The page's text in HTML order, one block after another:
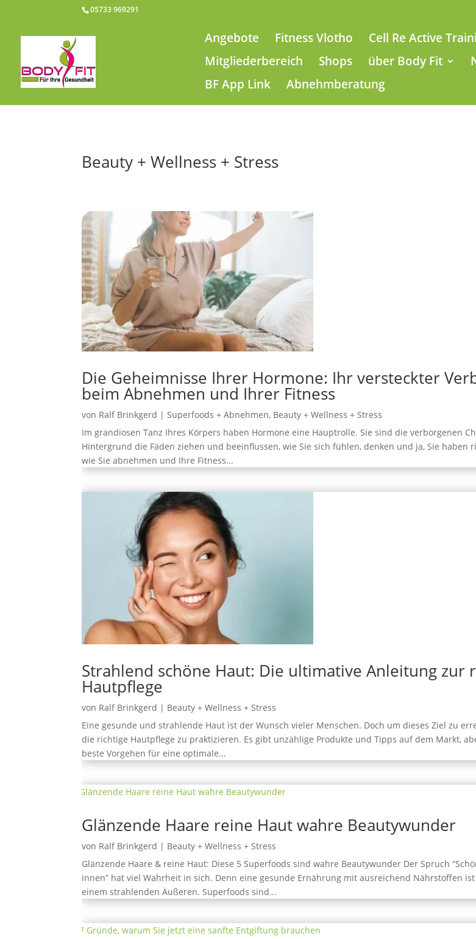
05733 969291
Angebote Fitness Vlotho Cell Re Active
Mitgliederbereich
Shops über Body Fit
BF App Link
Abnehmberatung
Beauty + Wellness + Stress
Die Geheimnisse Ihrer Hormone: Ihr versteckter
beim Abnehmen und Ihrer Fitness
von Ralf Brinkgerd | Superfoods + Abnehmen, Beauty + Wellness + Stress
Im grandiosen Tanz Ihres Körpers haben Hormone eine Hauptrolle. Sie sind die verborgenen
Hintergrund die Fäden ziehen und beeinflussen, wie Sie sich fühlen, denken und ja, Sie haben
wie Sie abnehmen und Ihre Fitness...
Strahlend schöne Haut: Die ultimative Anleitung zur
Hautpflege
von Ralf Brinkgerd | Beauty + Wellness + Stress
Eine gesunde und strahlende Haut ist der Wunsch vieler Menschen. Doch um dieses Ziel zu
die richtige Hautpflege zu praktizieren. Es gibt unzählige Produkte und Tipps auf dem Markt,
beste Vorgehen für eine optimale...
Glänzende Haare reine Haut wahre Beautywunder
von Ralf Brinkgerd | Beauty + Wellness + Stress
Glänzende Haare & reine Haut: Diese 5 Superfoods sind wahre Beautywunder Der Spruch
innen” hat viel Wahrheit in sich. Denn eine gesunde Ernährung mit ausreichend Nährstoffen
einem strahlenden Äußeren. Superfoods sind...